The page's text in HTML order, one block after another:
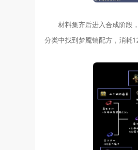
材料集齐后进入合成阶段
分类中找到梦魇镐配方，消耗